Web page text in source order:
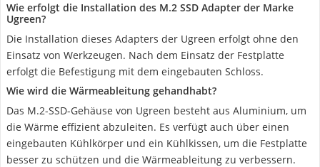
Wie erfolgt die Installation des M.2 SSD Adapter der Marke
Ugreen?
Die Installation dieses Adapters der Ugreen erfolgt ohne den
Einsatz von Werkzeugen. Nach dem Einsatz der Festplatte
erfolgt die Befestigung mit dem eingebauten Schloss.
Wie wird die Wärmeableitung gehandhabt?
Das M.2-SSD-Gehäuse von Ugreen besteht aus Aluminium, um
die Wärme effizient abzuleiten. Es verfügt auch über einen
eingebauten Kühlkörper und ein Kühlkissen, um die Festplatte
besser zu schützen und die Wärmeableitung zu verbessern.